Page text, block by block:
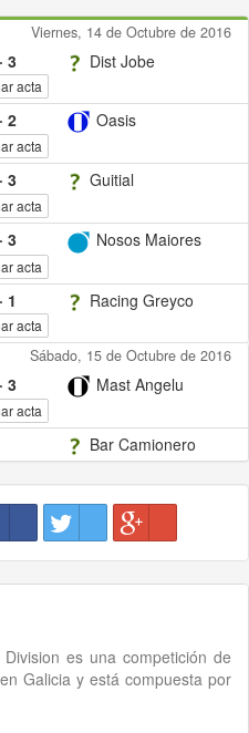
Viernes, 14 de Octubre de 2016
3 Dist Jobe
acta
2 Oasis
acta
3 Guitial
acta
· 3 Nosos Maiores
acta
1 Racing Greyco
acta
Sábado, 15 de Octubre de 2016
3 Mast Angelu
acta
Bar Camionero
es una competición de
Galicia y está compuesta por